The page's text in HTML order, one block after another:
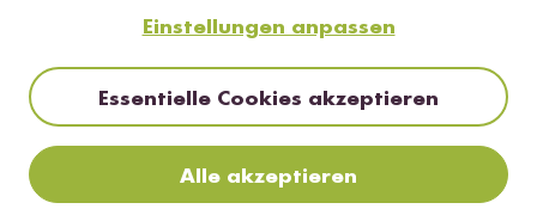
20 min
Einstellungen anpassen
Essentielle Cookies akzeptieren
Alle akzeptieren